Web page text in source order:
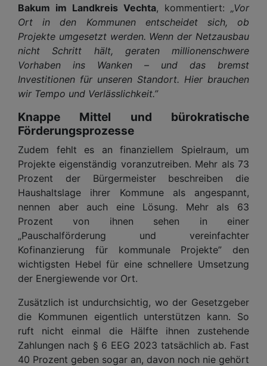
Bakum im Landkreis Vechta, kommentiert: „Vor
Ort in den Kommunen entscheidet sich, ob
Projekte umgesetzt werden. Wenn der Netzausbau
nicht Schritt hält, geraten millionenschwere
Vorhaben ins Wanken – und das bremst
Investitionen für unseren Standort. Hier brauchen
wir Tempo und Verlässlichkeit.”
Knappe Mittel und bürokratische
Förderungsprozesse
Zudem fehlt es an finanziellem Spielraum, um
Projekte eigenständig voranzutreiben. Mehr als 73
Prozent der Bürgermeister beschreiben die
Haushaltslage ihrer Kommune als angespannt,
nennen aber auch eine Lösung. Mehr als 63
Prozent von ihnen sehen in einer
„Pauschalförderung und vereinfachter
Kofinanzierung für kommunale Projekte” den
wichtigsten Hebel für eine schnellere Umsetzung
der Energiewende vor Ort.
Zusätzlich ist undurchsichtig, wo der Gesetzgeber
die Kommunen eigentlich unterstützen kann. So
ruft nicht einmal die Hälfte ihnen zustehende
Zahlungen nach § 6 EEG 2023 tatsächlich ab. Fast
40 Prozent geben sogar an, davon noch nie gehört